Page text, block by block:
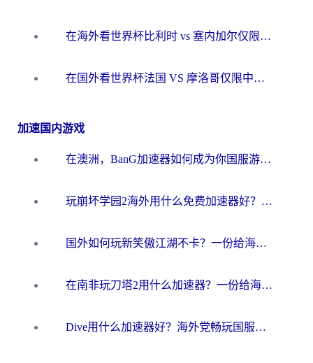
在海外看世界杯比利时 vs 塞内加尔仅限中国大陆？我找到了最流畅的中文解说之路
在国外看世界杯法国 VS 摩洛哥仅限中国大陆？海外党这样看中文解说赛事不卡顿
加速国内游戏
在澳洲，BanG加速器如何成为你国服游戏的“时光机”？
玩崩坏学园2海外用什么免费加速器好？2026海外党亲测国服游戏加速指南
国外如何玩新笑傲江湖不卡？一份给海外游子的终极网络指南
在南非玩刀塔2用什么加速器？一份给海外游子的终极生存指南
Dive用什么加速器好？海外党畅玩国服游戏的终极避坑指南